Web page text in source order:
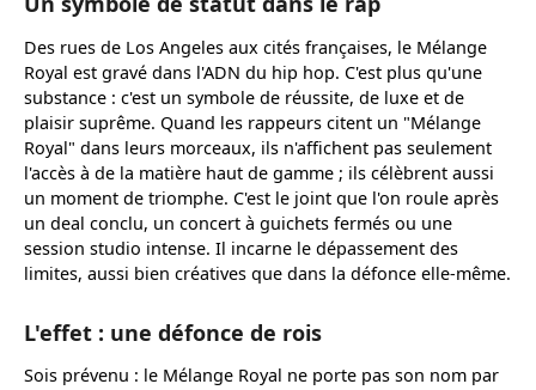
Des rues de Los Angeles aux cités françaises, le Mélange
Royal est gravé dans l'ADN du hip hop. C'est plus qu'une
substance : c'est un symbole de réussite, de luxe et de
plaisir suprême. Quand les rappeurs citent un "Mélange
Royal" dans leurs morceaux, ils n'affichent pas seulement
l'accès à de la matière haut de gamme ; ils célèbrent aussi
un moment de triomphe. C'est le joint que l'on roule après
un deal conclu, un concert à guichets fermés ou une
session studio intense. Il incarne le dépassement des
limites, aussi bien créatives que dans la défonce elle-même.
L'effet : une défonce de rois
Sois prévenu : le Mélange Royal ne porte pas son nom par